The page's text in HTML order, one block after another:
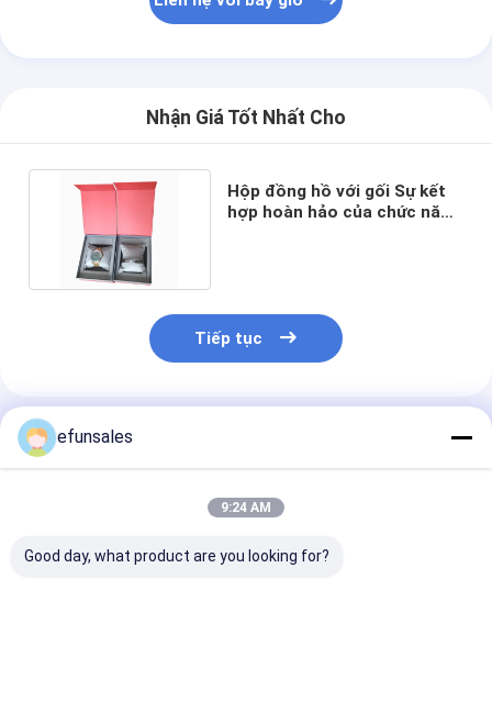
Nhận Giá Tốt Nhất Cho
Hộp đồng hồ với gối Sự kết
hợp hoàn hảo của chức năng
Tiếp tục
Sản Phẩm Khuyến Cáo
efunsales
9:24 AM
Good day, what product are you looking for?